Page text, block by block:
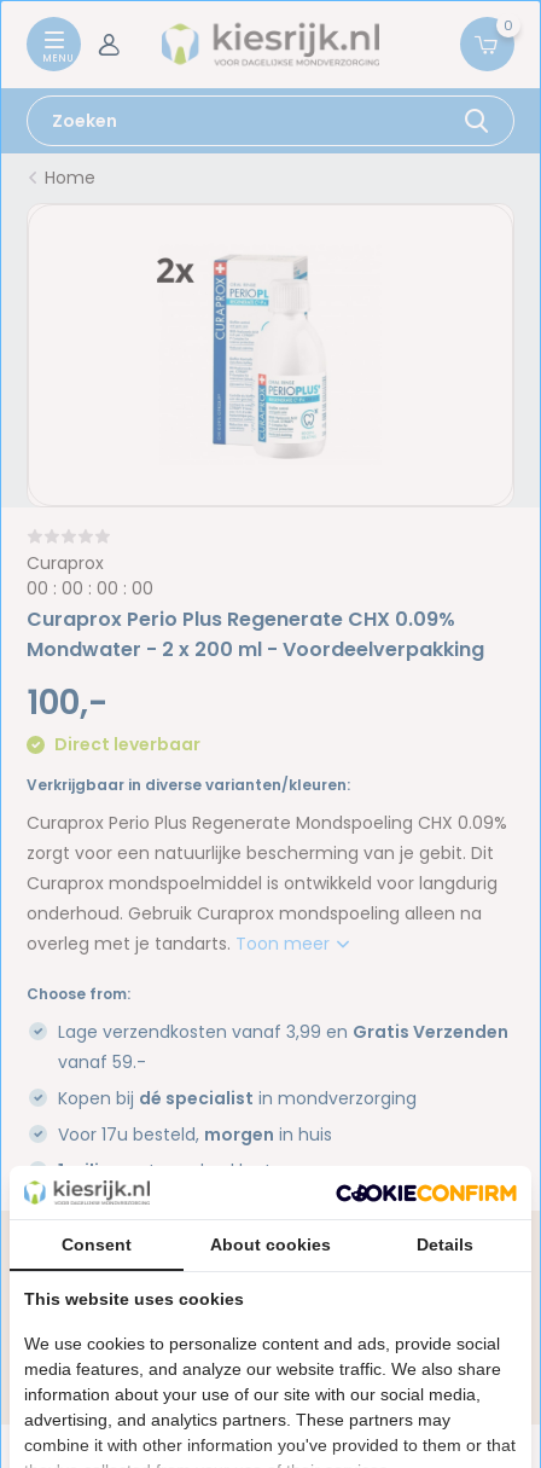
0
Home
Curaprox
00 :00 :00 :00
Curaprox Perio Plus Regenerate CHX 0.09%
Mondwater - 2 x 200 ml - Voordeelverpakking
100,-
Direct leverbaar
Verkrijgbaar in diverse varianten/kleuren:
Curaprox Perio Plus Regenerate Mondspoeling CHX 0.09%
zorgt voor een natuurlijke bescherming van je gebit. Dit
Curaprox mondspoelmiddel is ontwikkeld voor langdurig
onderhoud. Gebruik Curaprox mondspoeling alleen na
overleg met je tandarts. Toon meer
Choose from:
Lage verzendkosten vanaf 3,99 en Gratis Verzenden
vanaf 59.-
Kopen bij dé specialist in mondverzorging
Voor 17u besteld, morgen in huis
1 miljoen+
tevreden klanten
Productomschrijving
Heb je een vraag over dit product?
Onze specialisten helpen je graag! Spreek ons aan
Stuur e-mail
Consent About cookies Details
This website uses cookies
We use cookies to personalize content and ads, provide social
media features, and analyze our website traffic. We also share
information about your use of our site with our social media,
advertising, and analytics partners. These partners may
combine it with other information you've provided to them or that